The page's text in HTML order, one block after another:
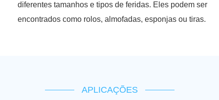
diferentes tamanhos e tipos de feridas. Eles podem ser
encontrados como rolos, almofadas, esponjas ou tiras.
APLICAÇÕES